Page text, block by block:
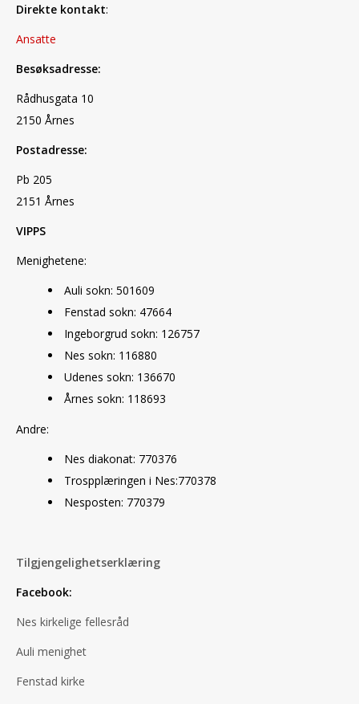
Direkte kontakt:
Ansatte
Besøksadresse:
Rådhusgata 10
2150 Årnes
Postadresse:
Pb 205
2151 Årnes
VIPPS
Menighetene:
Auli sokn: 501609
Fenstad sokn: 47664
Ingeborgrud sokn: 126757
Nes sokn: 116880
Udenes sokn: 136670
Årnes sokn: 118693
Andre:
Nes diakonat: 770376
Trospplæringen i Nes:770378
Nesposten: 770379
Tilgjengelighetserklæring
Facebook:
Nes kirkelige fellesråd
Auli menighet
Fenstad kirke